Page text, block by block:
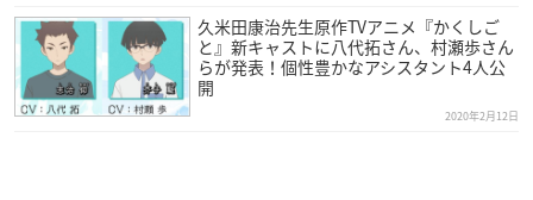
久米田康治先生原作TVアニメ『かくしご
と』新キャストに八代拓さん、村瀬歩さん
らが発表！個性豊かなアシスタント4人公
開
2020年2月12日